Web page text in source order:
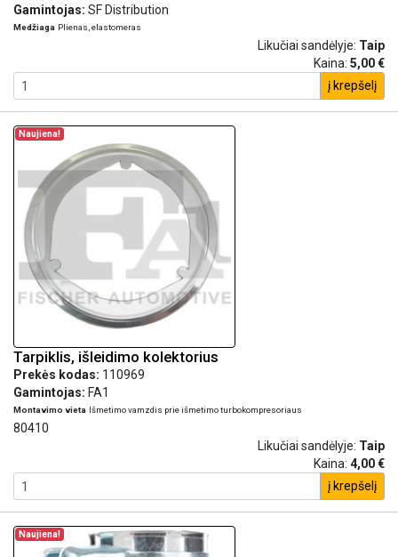
Gamintojas: SF Distribution
Medžiaga Plienas, elastomeras
Likučiai sandėlyje: Taip
Kaina: 5,00 €
į krepšelį
Naujiena!
Tarpiklis, išleidimo kolektorius
Prekės kodas: 110969
Gamintojas: FA1
Montavimo vieta Išmetimo vamzdis prie išmetimo turbokompresoriaus
80410
Likučiai sandėlyje: Taip
Kaina: 4,00 €
į krepšelį
Naujiena!